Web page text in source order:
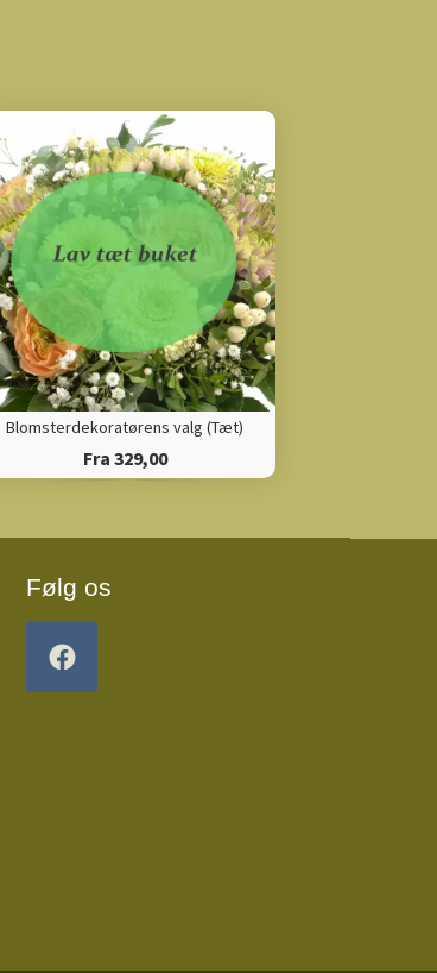
Blomsterdekoratørens valg (Tæt)
Fra 329,00
Følg os